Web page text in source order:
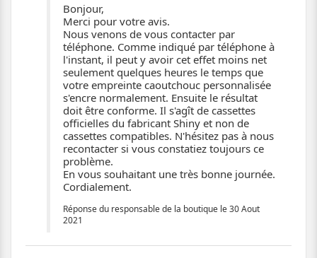
Bonjour,
Merci pour votre avis.
Nous venons de vous contacter par
téléphone. Comme indiqué par téléphone à
l'instant, il peut y avoir cet effet moins net
seulement quelques heures le temps que
votre empreinte caoutchouc personnalisée
s'encre normalement. Ensuite le résultat
doit être conforme. Il s'agît de cassettes
officielles du fabricant Shiny et non de
cassettes compatibles. N'hésitez pas à nous
recontacter si vous constatiez toujours ce
problème.
En vous souhaitant une très bonne journée.
Cordialement.
Réponse du responsable de la boutique le 30 Aout
2021